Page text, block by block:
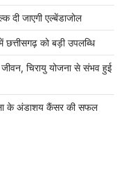
दी जाएगी एल्बेंडाजोल
को बड़ी उपलब्धि
चिरायु योजना से संभव हुई
के अंडाशय कैंसर की सफल